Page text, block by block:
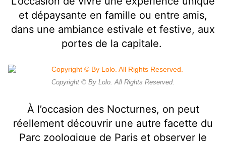
et dépaysante en famille ou entre amis,
dans une ambiance estivale et festive, aux
portes de la capitale.
Copyright © By Lolo. All Rights Reserved.
À l’occasion des Nocturnes, on peut
réellement découvrir une autre facette du
Parc zoologique de Paris et observer le